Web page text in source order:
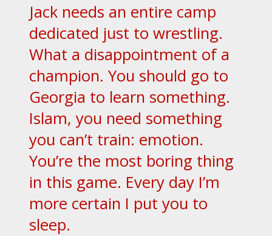
Jack needs an entire camp
dedicated just to wrestling.
What a disappointment of a
champion. You should go to
Georgia to learn something.
Islam, you need something
you can’t train: emotion.
You’re the most boring thing
in this game. Every day I’m
more certain I put you to
sleep.